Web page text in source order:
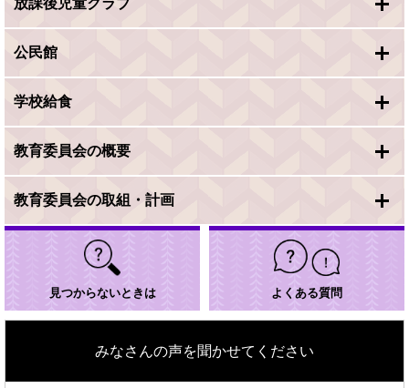
公民館
学校給食
教育委員会の概要
教育委員会の取組・計画
見つからないときは よくある質問
みなさんの声を聞かせてください